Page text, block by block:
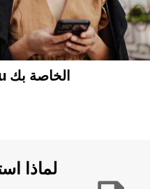
اكتشف مزايا Privilege For You الخاصة بك
لماذا